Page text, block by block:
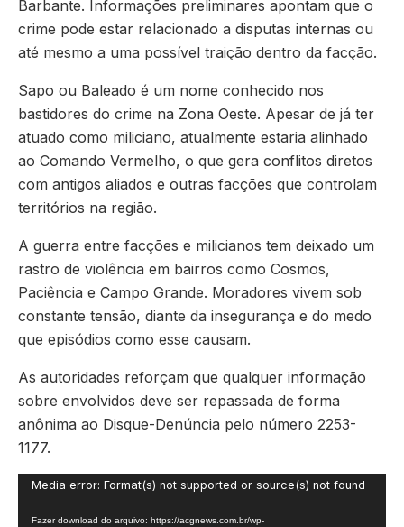
Barbante. Informações preliminares apontam que o
crime pode estar relacionado a disputas internas ou
até mesmo a uma possível traição dentro da facção.
Sapo ou Baleado é um nome conhecido nos
bastidores do crime na Zona Oeste. Apesar de já ter
atuado como miliciano, atualmente estaria alinhado
ao Comando Vermelho, o que gera conflitos diretos
com antigos aliados e outras facções que controlam
territórios na região.
A guerra entre facções e milicianos tem deixado um
rastro de violência em bairros como Cosmos,
Paciência e Campo Grande. Moradores vivem sob
constante tensão, diante da insegurança e do medo
que episódios como esse causam.
As autoridades reforçam que qualquer informação
sobre envolvidos deve ser repassada de forma
anônima ao Disque-Denúncia pelo número 2253-
1177.
Tocador
Media error: Format(s) not supported or source(s) not found
Fazer download do arquivo: https://acgnews.com.br/wp-